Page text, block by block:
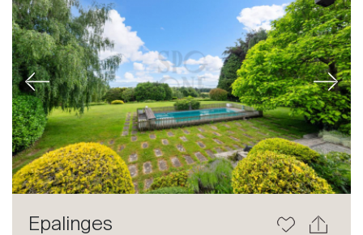
Previous Next
Epalinges